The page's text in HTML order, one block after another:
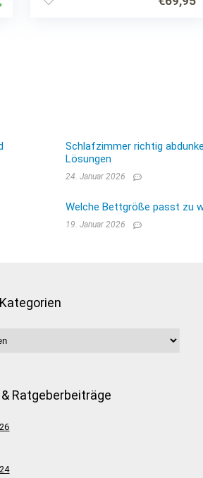
Schlafzimmer richtig
Lösungen
24. Januar 2026
Welche Bettgröße passt zu
19. Januar 2026
Ratgeberbeiträge